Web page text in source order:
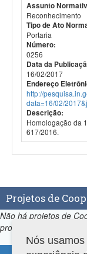
Assunto
Reconhecimento
Tipo de Ato
Portaria
Número:
0256
Data da
16/02/2017
Endereço
http://
data=16/02/
Descrição:
Homologação da
617/2016.
Projetos de
Não há projetos de
programa.
Nós